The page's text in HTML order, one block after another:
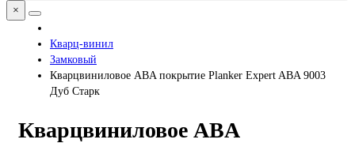
×
Кварц-винил
Замковый
Кварцвиниловое ABA покрытие Planker Expert ABA 9003
Дуб Старк
Кварцвиниловое ABA